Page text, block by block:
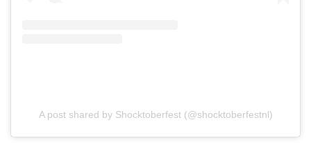
A post shared by Shocktoberfest (@shocktoberfestnl)